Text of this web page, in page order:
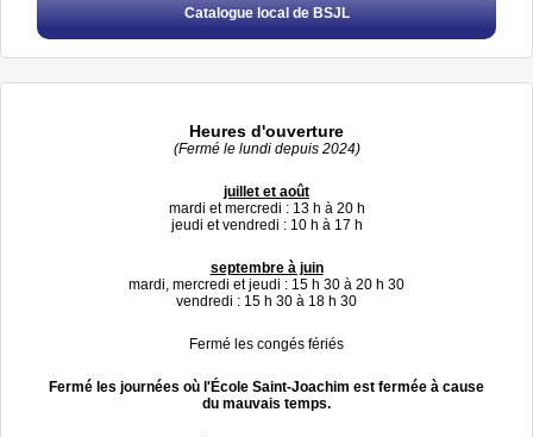
Catalogue local de BSJL
Heures d'ouverture
(Fermé le lundi depuis 2024)
juillet et août
mardi et mercredi : 13 h à 20 h
jeudi et vendredi : 10 h à 17 h
septembre à juin
mardi, mercredi et jeudi : 15 h 30 à 20 h 30
vendredi : 15 h 30 à 18 h 30
Fermé les congés fériés
Fermé les journées où l'École Saint-Joachim est fermée à cause
du mauvais temps.